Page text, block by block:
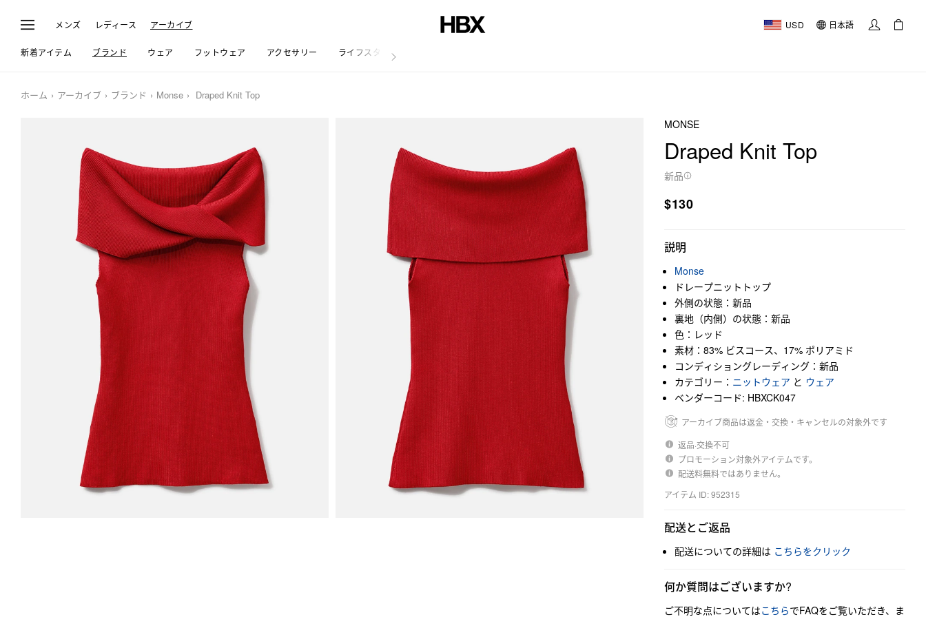
メンズ レディース アーカイブ USD 日本語
新着アイテム ブランド ウェア フットウェア アクセサリー ライフスタイル
ホーム アーカイブ ブランド Monse Draped Knit Top
MONSE
Draped Knit Top
新品
$130
説明
Monse
ドレープニットトップ
外側の状態：新品
裏地（内側）の状態：新品
色：レッド
素材：83% ビスコース、17% ポリアミド
コンディショングレーディング：新品
カテゴリー： ニットウェア と ウェア
ベンダーコード: HBXCK047
アーカイブ商品は返金・交換・キャンセルの対象外です
返品·交換不可
プロモーション対象外アイテムです。
配送料無料ではありません。
アイテム ID: 952315
配送とご返品
配送についての詳細は こちらをクリック
何か質問はございますか?
ご不明な点についてはこちらでFAQをご覧いただき、ま